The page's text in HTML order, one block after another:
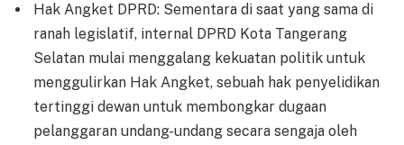
Hak Angket DPRD: Sementara di saat yang sama di
ranah legislatif, internal DPRD Kota Tangerang
Selatan mulai menggalang kekuatan politik untuk
menggulirkan Hak Angket, sebuah hak penyelidikan
tertinggi dewan untuk membongkar dugaan
pelanggaran undang-undang secara sengaja oleh